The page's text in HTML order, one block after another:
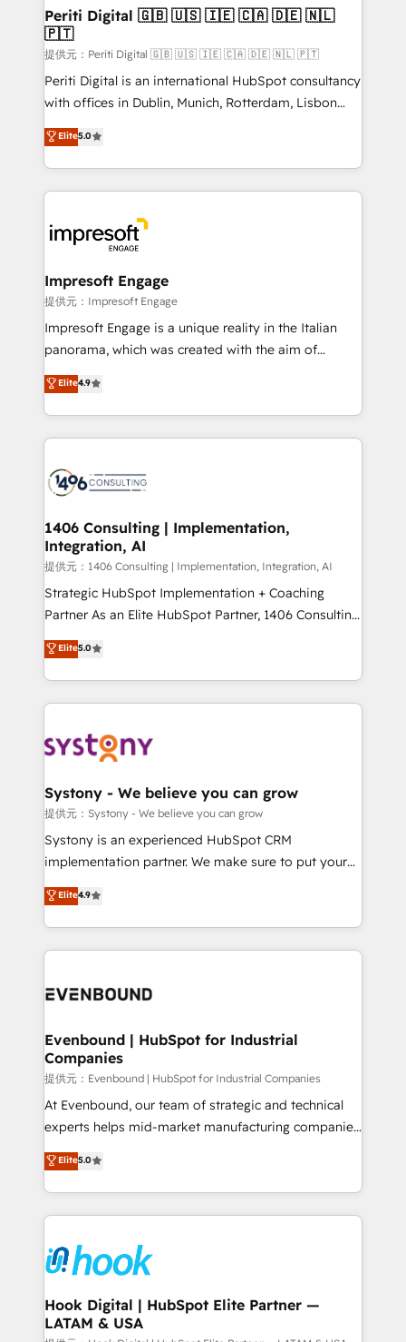
products and strategies that actually make a
difference.
Periti Digital 🇬🇧 🇺🇸 🇮🇪 🇨🇦 🇩🇪 🇳🇱
🇵🇹
提供元：Periti Digital 🇬🇧 🇺🇸 🇮🇪 🇨🇦 🇩🇪 🇳🇱 🇵🇹
Periti Digital is an international HubSpot consultancy
with offices in Dublin, Munich, Rotterdam, Lisbon
and New York. 🔎 We are focused on enhancing
revenue-generation strategies for clients through
complete integration of core business processes
and systems (such as ERP and e-commerce
results. 🎯 We present a solution-centric approach
and we're focused on HubSpot. We work with some
of HubSpot's most important customers to generate
value from the platform in the long term. 🤖 We have
worked 400+ HubSpot customers across industries
but specialise in the more complex projects where
represent key aspects of the project's success.
Elite5.0
Impresoft Engage
提供元：Impresoft Engage
Impresoft Engage is a unique reality in the Italian
panorama, which was created with the aim of
putting Customer Experience at the center by
creating digital environments capable of integrating
people, processes and data. We offer the best
digital solutions on the market, ranging from CRM
marketing automation to online and offline sales
allowing companies to optimize processes and meet
the needs of the customer. We are part of Impresoft
Group, a group of specialized and complementary
companies that divide their offer into 4
Competence Centers: Smart Manufacturing,
The synergies generated by these integrations,
together with the combination of talents, skills,
to accompany companies on their digital
transformation journey.
Elite4.9
1406 Consulting | Implementation,
Integration, AI
提供元：1406 Consulting | Implementation, Integration, AI
Strategic HubSpot Implementation + Coaching
Partner As an Elite HubSpot Partner, 1406 Consulting
helps mid-market revenue teams transform how
they sell, market, and serve. We don't just build your
HubSpot—we teach your team to own it, then stay
to help you keep winning. What We Do ⚙️ CRM
Data & Content 📈 Sales & Marketing Alignment +
Agent Creation 🔄 Custom Integrations & Data
Migration Why 1406 We become part of your team.
Your team learns while we build. We fix what others
broke. Built for mid-market reality—practical
constraints. By the Numbers 🏆 Top 1% of all
HubSpot partners 🔄 Top 5% globally in client
and sales ops at mid-market companies ready to
Elite5.0
Systony - We believe you can grow
提供元：Systony - We believe you can grow
Systony is an experienced HubSpot CRM
implementation partner. We make sure to put your
organization's needs and goals first and think along
with your organization. We are only satisfied once
you are too. Why Systony? - 20+ years of
experience with CRM, Marketing, Sales & Service
Own back-end developers - Complex data
View, SuperOffice) - Custom integrations (e.g. MS
Business Central, Navision, AX, SAP, Exact, AFAS) We
focus on growing B2B companies in the SME sector
such as manufacturing, SaaS, business services and
wholesaler companies. As an experienced HubSpot
That's why we have developed a step-by-step
implementation process that focuses on user
strive for optimal customer processes and
experiences. Systony – We believe you can grow!
Elite4.9
Evenbound | HubSpot for Industrial
Companies
提供元：Evenbound | HubSpot for Industrial Companies
At Evenbound, our team of strategic and technical
experts helps mid-market manufacturing companies
achieve real growth. We specialize in delivering
tailored solutions that drive results by leveraging
HubSpot’s platform and data to fuel success.
Technical Solutions: - HubSpot Technical Consulting -
Onboarding - Data Migration & Integrations -
Technical Audit & Optimization Strategic Solutions: -
Revenue Operations - Inbound Marketing -
Outbound Marketing - HubSpot CMS Website
Elite5.0
Hook Digital | HubSpot Elite Partner —
LATAM & USA